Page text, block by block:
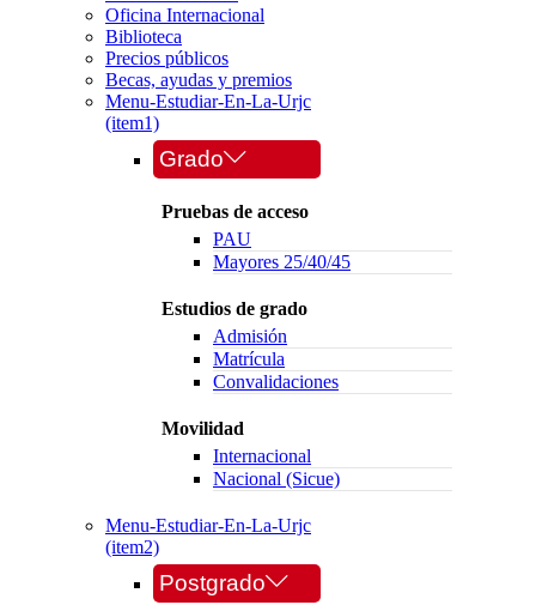
Oficina Internacional
Biblioteca
Precios públicos
Becas, ayudas y premios
Menu-Estudiar-En-La-Urjc
(item1)
Grado
Pruebas de acceso
PAU
Mayores 25/40/45
Estudios de grado
Admisión
Matrícula
Convalidaciones
Movilidad
Internacional
Nacional (Sicue)
Menu-Estudiar-En-La-Urjc
(item2)
Postgrado